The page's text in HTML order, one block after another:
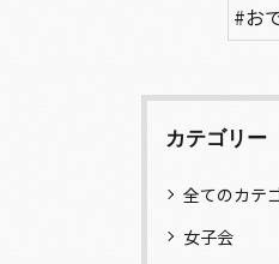
#お
カテゴリー
全てのカテ
女子会